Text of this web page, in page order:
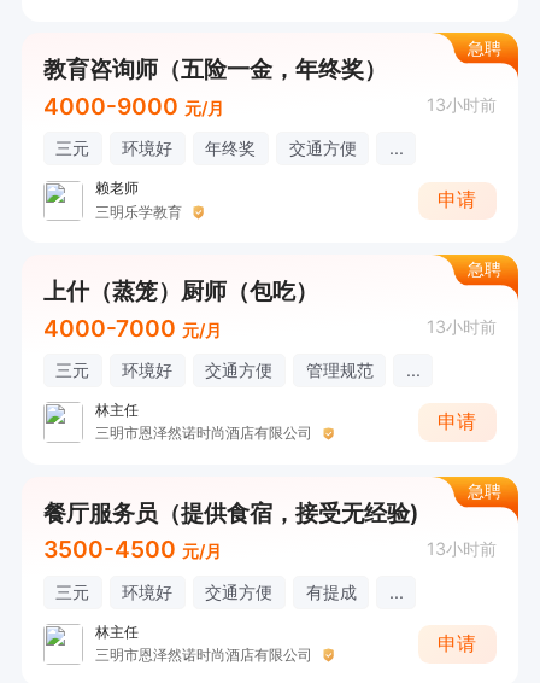
急聘
教育咨询师（五险一金，年终奖）
4000-9000 元/月 13小时前
三元 环境好 年终奖 交通方便 ...
赖老师
三明乐学教育
申请
急聘
上什（蒸笼）厨师（包吃）
4000-7000 元/月 13小时前
三元 环境好 交通方便 管理规范 ...
林主任
三明市恩泽然诺时尚酒店有限公司
申请
急聘
餐厅服务员（提供食宿，接受无经验)
3500-4500 元/月 13小时前
三元 环境好 交通方便 有提成 ...
林主任
三明市恩泽然诺时尚酒店有限公司
申请